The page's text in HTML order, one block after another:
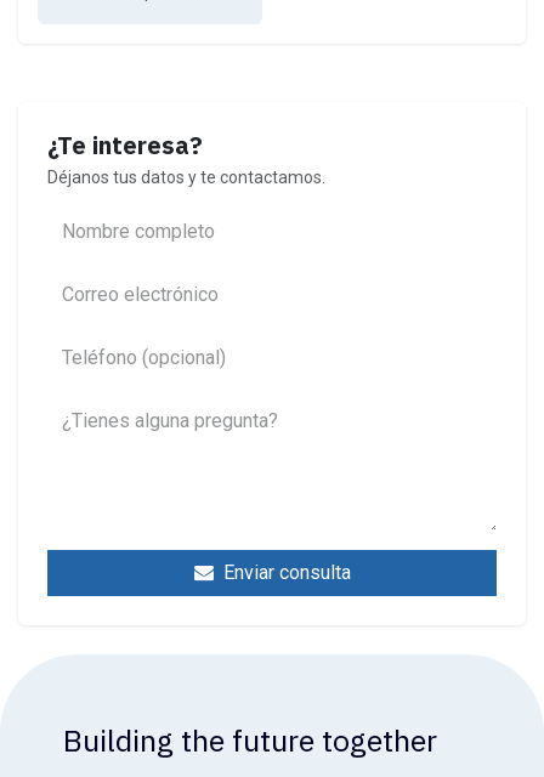
¿Te interesa?
Déjanos tus datos y te contactamos.
Enviar consulta
Building the future together